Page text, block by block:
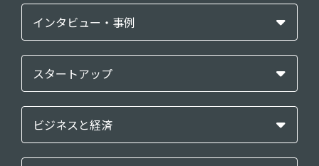
インタビュー・事例
スタートアップ
ビジネスと経済